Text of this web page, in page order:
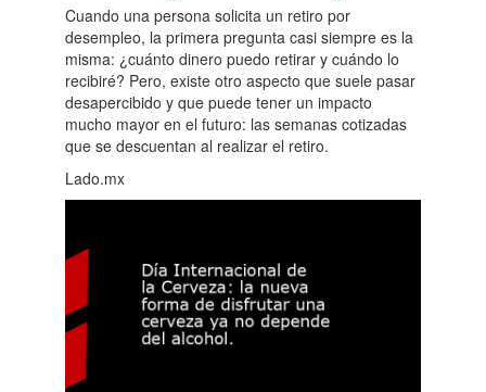
Cuando una persona solicita un retiro por
desempleo, la primera pregunta casi siempre es la
misma: ¿cuánto dinero puedo retirar y cuándo lo
recibiré? Pero, existe otro aspecto que suele pasar
desapercibido y que puede tener un impacto
mucho mayor en el futuro: las semanas cotizadas
que se descuentan al realizar el retiro.
Lado.mx